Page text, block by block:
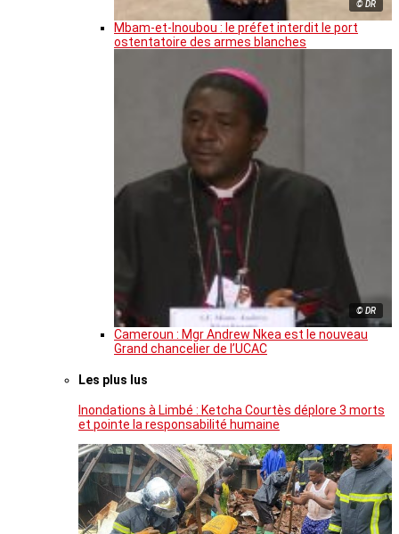
© DR
Mbam-et-Inoubou : le préfet interdit le port
ostentatoire des armes blanches
© DR
Cameroun : Mgr Andrew Nkea est le nouveau
Grand chancelier de l’UCAC
Les plus lus
Inondations à Limbé : Ketcha Courtès déplore 3 morts
et pointe la responsabilité humaine